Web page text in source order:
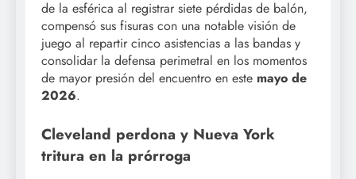
de la esférica al registrar siete pérdidas de balón,
compensó sus fisuras con una notable visión de
juego al repartir cinco asistencias a las bandas y
consolidar la defensa perimetral en los momentos
de mayor presión del encuentro en este mayo de
2026.
Cleveland perdona y Nueva York
tritura en la prórroga